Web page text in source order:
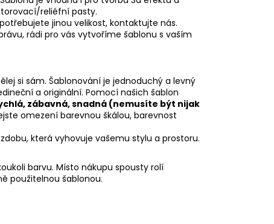
reliéfní pasty.
jinou velikost, kontaktujte nás.
rádi pro vás vytvoříme šablonu s vaším
si sám. Šablonování je jednoduchý a levný
a originální. Pomocí našich šablon
zábavná, snadná (nemusíte být nijak
omezení barevnou škálou, barevnost
která vyhovuje vašemu stylu a prostoru.
barvu. Místo nákupu spousty rolí
použitelnou šablonou.